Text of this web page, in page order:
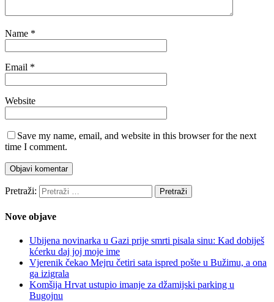
Name *
Email *
Website
Save my name, email, and website in this browser for the next
time I comment.
Pretraži:
Nove objave
Ubijena novinarka u Gazi prije smrti pisala sinu: Kad dobiješ
kćerku daj joj moje ime
Vjerenik čekao Mejru četiri sata ispred pošte u Bužimu, a ona
ga izigrala
Komšija Hrvat ustupio imanje za džamijski parking u
Bugojnu